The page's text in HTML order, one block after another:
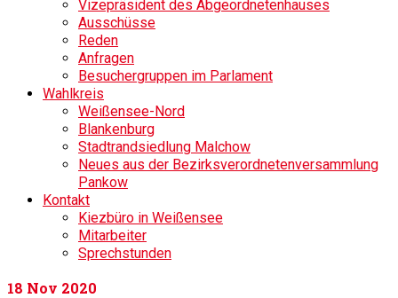
Vizepräsident des Abgeordnetenhauses
Ausschüsse
Reden
Anfragen
Besuchergruppen im Parlament
Wahlkreis
Weißensee-Nord
Blankenburg
Stadtrandsiedlung Malchow
Neues aus der Bezirksverordnetenversammlung
Pankow
Kontakt
Kiezbüro in Weißensee
Mitarbeiter
Sprechstunden
18 Nov 2020